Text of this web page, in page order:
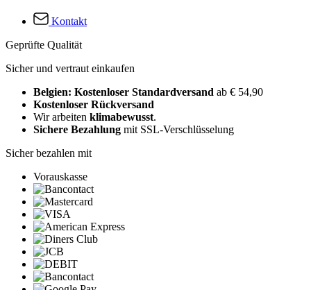
Kontakt
Geprüfte Qualität
Sicher und vertraut einkaufen
Belgien: Kostenloser Standardversand ab € 54,90
Kostenloser Rückversand
Wir arbeiten klimabewusst.
Sichere Bezahlung mit SSL-Verschlüsselung
Sicher bezahlen mit
Vorauskasse